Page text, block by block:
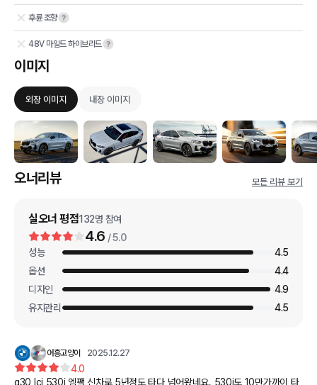
후륜 조향
48V 마일드 하이브리드
이미지
외장 이미지 내장 이미지
오너리뷰 모든 리뷰 보기
실오너 평점132명 참여
4.6 / 5.0
성능
4.5
옵션
4.4
디자인
4.9
유지관리
4.5
어흥고양이 2025.12.27
4.0
g30 lci 530i 엠팩 신차로 5년정도 타다 넘어왔네요. 530i도 10만가까이 타